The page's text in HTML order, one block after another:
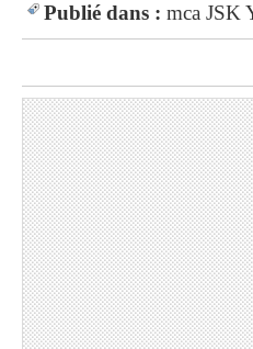
Publié dans : mca JSK